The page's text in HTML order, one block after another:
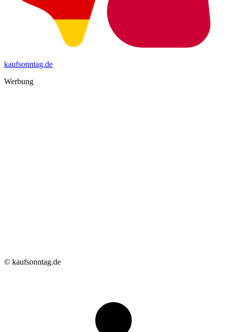
kaufsonntag.de
Werbung
© kaufsonntag.de